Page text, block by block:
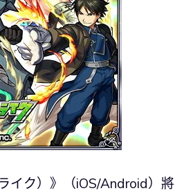
イク）》（iOS/Android）